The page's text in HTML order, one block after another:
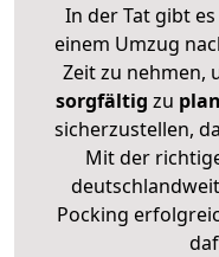
In der Tat gibt
einem Umzug
Zeit zu nehmen,
sorgfältig zu
sicherzustellen,
Mit der
Pocking